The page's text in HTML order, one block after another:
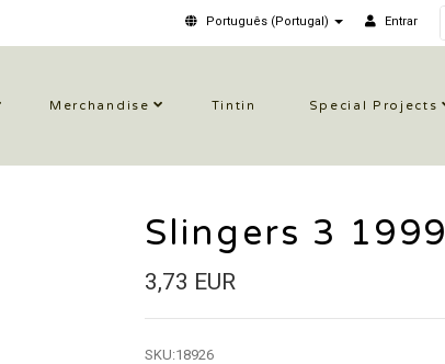
Português (Portugal) Entrar
Merchandise Tintin Special Projects
Slingers 3 1999
3,73 EUR
SKU:18926